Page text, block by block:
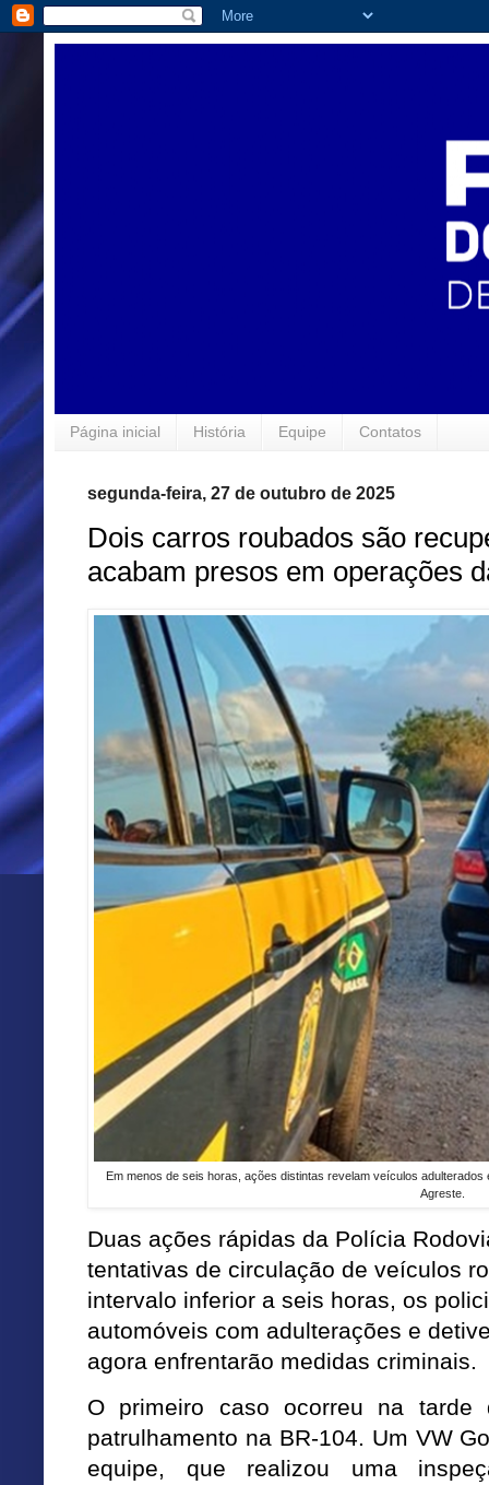
Página inicial História Equipe Contatos
segunda-feira, 27 de outubro de 2025
Dois carros roubados são
acabam presos em operações
Em menos de seis horas, ações distintas revelam veículos
Agreste.
Duas ações rápidas da Polícia
tentativas de circulação de veículos
intervalo inferior a seis horas, os
automóveis com adulterações e
agora enfrentarão medidas criminais.
O primeiro caso ocorreu na tarde
patrulhamento na BR-104. Um VW
equipe, que realizou uma